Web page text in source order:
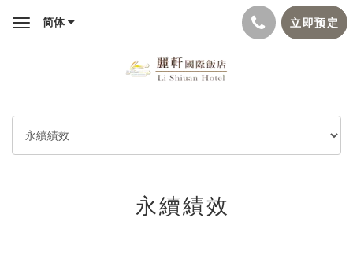
Toggle简体 立即预定
永續績效